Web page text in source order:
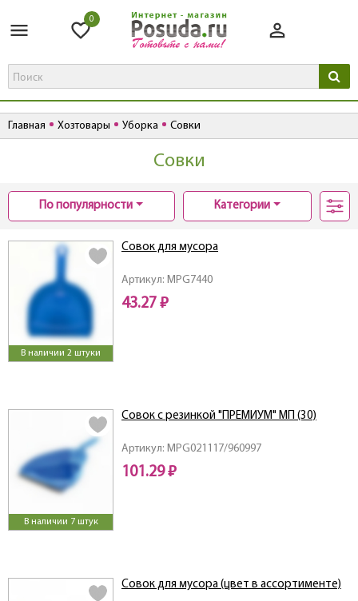
0
Главная Хозтовары Уборка Совки
Совки
По популярности Категории
В наличии 2 штуки
Артикул: MPG7440
Совок для мусора
43.27 ₽
В наличии 7 штук
Артикул: MPG021117/960997
Совок с резинкой "ПРЕМИУМ" МП (30)
101.29 ₽
Совок для мусора (цвет в ассортименте)